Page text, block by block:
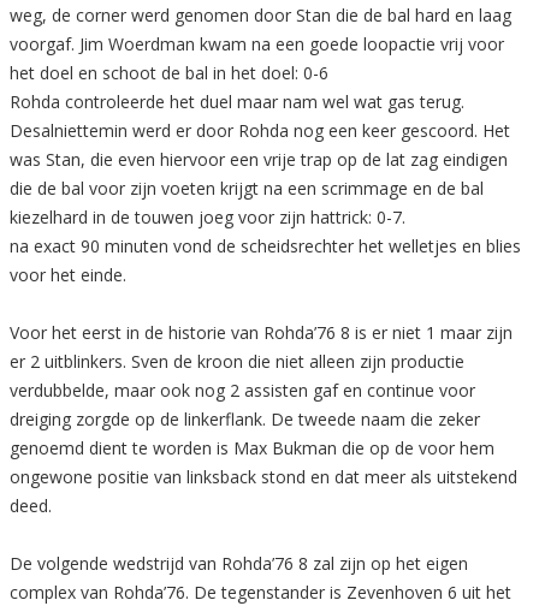
weg, de corner werd genomen door Stan die de bal hard en laag
voorgaf. Jim Woerdman kwam na een goede loopactie vrij voor
het doel en schoot de bal in het doel: 0-6
Rohda controleerde het duel maar nam wel wat gas terug.
Desalniettemin werd er door Rohda nog een keer gescoord. Het
was Stan, die even hiervoor een vrije trap op de lat zag eindigen
die de bal voor zijn voeten krijgt na een scrimmage en de bal
kiezelhard in de touwen joeg voor zijn hattrick: 0-7.
na exact 90 minuten vond de scheidsrechter het welletjes en blies
voor het einde.
Voor het eerst in de historie van Rohda’76 8 is er niet 1 maar zijn
er 2 uitblinkers. Sven de kroon die niet alleen zijn productie
verdubbelde, maar ook nog 2 assisten gaf en continue voor
dreiging zorgde op de linkerflank. De tweede naam die zeker
genoemd dient te worden is Max Bukman die op de voor hem
ongewone positie van linksback stond en dat meer als uitstekend
deed.
De volgende wedstrijd van Rohda’76 8 zal zijn op het eigen
complex van Rohda’76. De tegenstander is Zevenhoven 6 uit het